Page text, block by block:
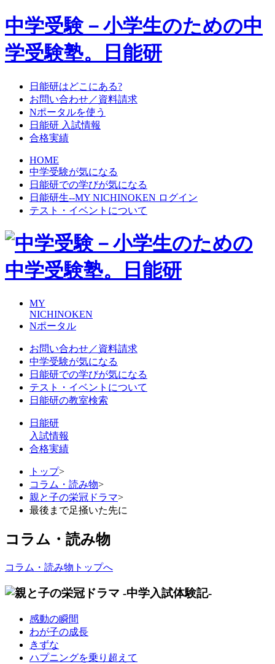
中学受験－小学生のための中
学受験塾。日能研
日能研はどこにある?
お問い合わせ／資料請求
Nポータルを使う
日能研 入試情報
合格実績
HOME
中学受験が気になる
日能研での学びが気になる
日能研生--MY NICHINOKEN ログイン
テスト・イベントについて
MY
NICHINOKEN
Nポータル
お問い合わせ／資料請求
中学受験が気になる
日能研での学びが気になる
テスト・イベントについて
日能研の教室検索
日能研
入試情報
合格実績
トップ>
コラム・読み物>
親と子の栄冠ドラマ>
最後まで足掻いた先に
コラム・読み物
コラム・読み物トップへ
感動の瞬間
わが子の成長
きずな
ハプニングを乗り超えて